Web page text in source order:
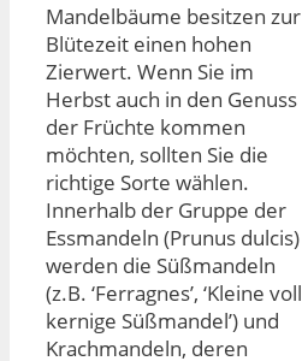
Mandelbäume besitzen zur
Blütezeit einen hohen
Zierwert. Wenn Sie im
Herbst auch in den Genuss
der Früchte kommen
möchten, sollten Sie die
richtige Sorte wählen.
Innerhalb der Gruppe der
Essmandeln (Prunus dulcis)
werden die Süßmandeln
(z.B. ‘Ferragnes’, ‘Kleine voll
kernige Süßmandel’) und
Krachmandeln, deren